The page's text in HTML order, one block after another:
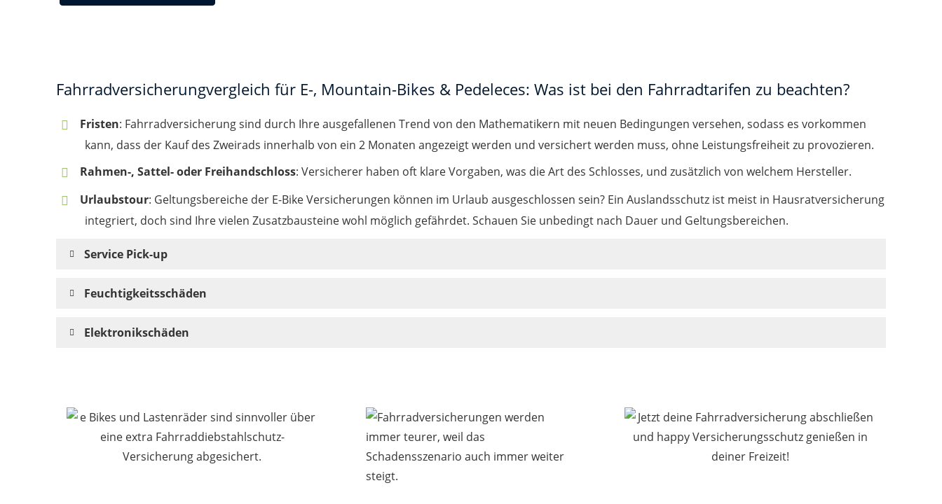
Fahrradversicherungvergleich für E-, Mountain-Bikes & Pedeleces: Was ist bei den Fahrradtarifen zu beachten?
Fristen: Fahrradversicherung sind durch Ihre ausgefallenen Trend von den Mathematikern mit neuen Bedingungen versehen, sodass es vorkommen
kann, dass der Kauf des Zweirads innerhalb von ein 2 Monaten angezeigt werden und versichert werden muss, ohne Leistungsfreiheit zu provozieren.
Rahmen-, Sattel- oder Freihandschloss: Versicherer haben oft klare Vorgaben, was die Art des Schlosses, und zusätzlich von welchem Hersteller.
Urlaubstour: Geltungsbereiche der E-Bike Versicherungen können im Urlaub ausgeschlossen sein? Ein Auslandsschutz ist meist in Hausratversicherung
integriert, doch sind Ihre vielen Zusatzbausteine wohl möglich gefährdet. Schauen Sie unbedingt nach Dauer und Geltungsbereichen.
Service Pick-up
Feuchtigkeitsschäden
Elektronikschäden